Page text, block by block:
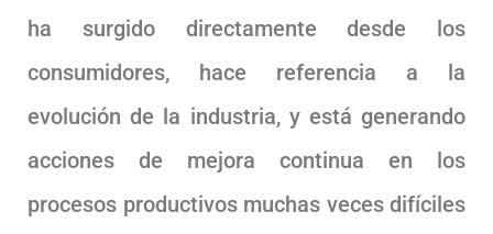
ha surgido directamente desde los
consumidores, hace referencia a la
evolución de la industria, y está generando
acciones de mejora continua en los
procesos productivos muchas veces difíciles